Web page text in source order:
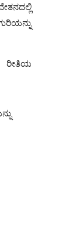
ರೀತಿಯ